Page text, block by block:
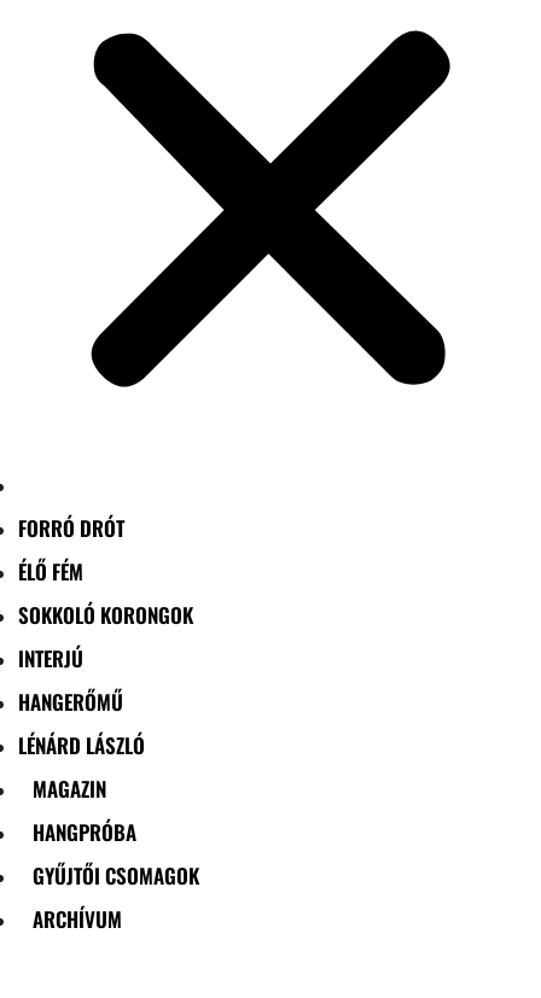
FORRÓ DRÓT
ÉLŐ FÉM
SOKKOLÓ KORONGOK
INTERJÚ
HANGERŐMŰ
LÉNÁRD LÁSZLÓ
MAGAZIN
HANGPRÓBA
GYŰJTŐI CSOMAGOK
ARCHÍVUM